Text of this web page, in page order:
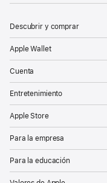
Descubrir y comprar
Apple Wallet
Cuenta
Entretenimiento
Apple Store
Para la empresa
Para la educación